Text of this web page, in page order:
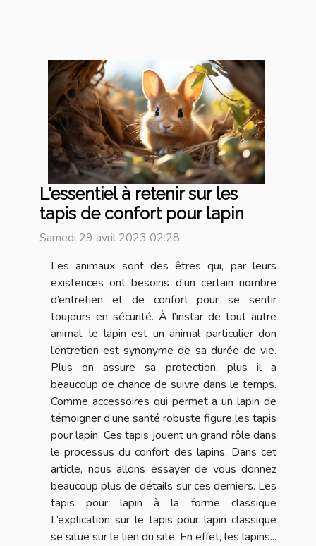
L'essentiel à retenir sur les
tapis de confort pour lapin
Samedi 29 avril 2023 02:28
Les animaux sont des êtres qui, par leurs
existences ont besoins d’un certain nombre
d’entretien et de confort pour se sentir
toujours en sécurité. À l’instar de tout autre
animal, le lapin est un animal particulier don
l’entretien est synonyme de sa durée de vie.
Plus on assure sa protection, plus il a
beaucoup de chance de suivre dans le temps.
Comme accessoires qui permet a un lapin de
témoigner d’une santé robuste figure les tapis
pour lapin. Ces tapis jouent un grand rôle dans
le processus du confort des lapins. Dans cet
article, nous allons essayer de vous donnez
beaucoup plus de détails sur ces derniers. Les
tapis pour lapin à la forme classique
L’explication sur le tapis pour lapin classique
se situe sur le lien du site. En effet, les lapins...